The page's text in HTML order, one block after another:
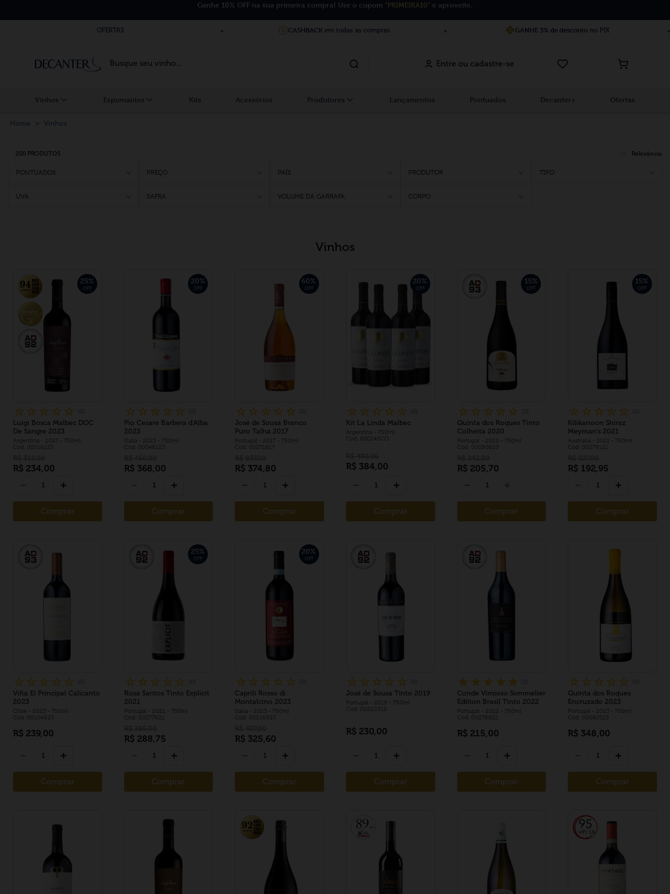
Ganhe 10% OFF na sua primeira compra! Use o cupom "PRIMEIRA10" e aproveite.
OFERTAS CASHBACKem todas as compras GANHE 3% de descontono PIX
Entre ou cadastre-se
Vinhos Espumantes Kits Acessórios Produtores Lançamentos Pontuados Decanter+ Ofertas
Vinhos
200 PRODUTOS Relevância
TIPO
UVA
PAÍS
CORPO
PONTUADOS PRODUTOR
SAFRA VOLUME DA GARRAFA
PREÇO
Vinhos
25%
OFF
☆ ☆ ☆ ☆ ☆
Luigi Bosca Malbec DOC
De Sangre 2023
Argentina - 2023 - 750ml
Cód: 00016123
R$ 234,00
＋
Comprar
20%
OFF
☆ ☆ ☆ ☆ ☆
Pio Cesare Barbera d'Alba
2023
Italia- 2023 - 750ml
Cód: 00046123
R$ 368,00
＋
Comprar
60%
OFF
☆ ☆ ☆ ☆ ☆
José de Sousa Branco
Puro Talha 2017
Portugal - 2017 - 750ml
Cód: 00271817
R$ 374,80
＋
Comprar
20%
OFF
☆ ☆ ☆ ☆ ☆
Kit La Linda Malbec
Argentina- 750ml
Cód: 800145CO
R$ 384,00
＋
Comprar
15%
OFF
☆ ☆ ☆ ☆ ☆
Quinta dos Roques Tinto
Colheita 2020
Portugal - 2020 - 750ml
Cód: 00090820
R$ 205,70
Comprar
15%
OFF
☆ ☆ ☆ ☆ ☆
Kilikanoon Shiraz
Meyman's 2021
Australia - 2021 - 750ml
Cód: 00279121
R$ 192,95
＋
Comprar
☆ ☆ ☆ ☆ ☆
Viña El Principal Calicanto
2023
Chile - 2023 - 750ml
Cód: 00104623
R$ 239,00
＋
Comprar
25%
OFF
☆ ☆ ☆ ☆ ☆
Rosa Santos Tinto Explicit
2021
Portugal - 2021 - 750ml
Cód: 00277621
R$ 288,75
＋
Comprar
20%
OFF
☆ ☆ ☆ ☆ ☆
Caprili Rosso di
Montalcino 2023
Italia - 2023 - 750ml
Cód: 00216923
R$ 325,60
＋
Comprar
☆ ☆ ☆ ☆ ☆
José de Sousa Tinto 2019
Portugal - 2019 - 750ml
Cód: 00222319
R$ 230,00
＋
Comprar
★ ★ ★ ★ ★
Conde Vimioso Sommelier
Edition Brasil Tinto 2022
Portugal - 2022 - 750ml
Cód: 00278822
R$ 215,00
＋
Comprar
☆ ☆ ☆ ☆ ☆
Quinta dos Roques
Encruzado 2023
Portugal - 2023 - 750ml
Cód: 00090323
R$ 348,00
＋
Comprar